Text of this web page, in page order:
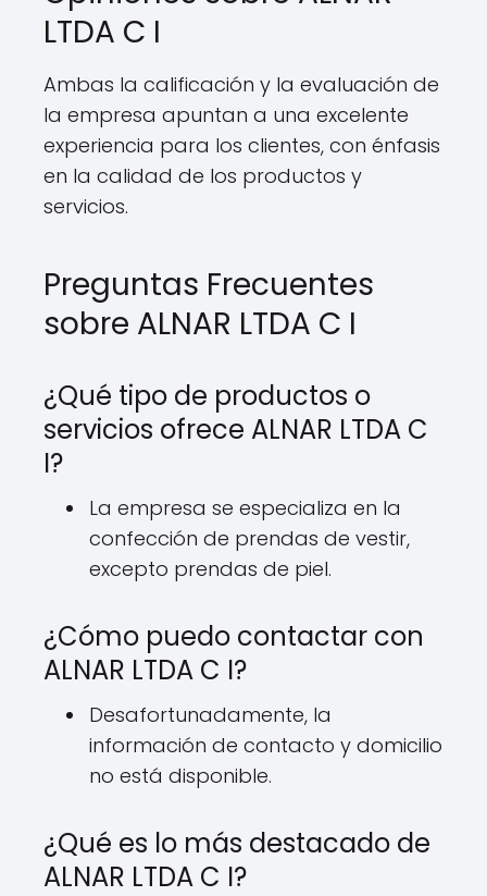
LTDA C I
Ambas la calificación y la evaluación de
la empresa apuntan a una excelente
experiencia para los clientes, con énfasis
en la calidad de los productos y
servicios.
Preguntas Frecuentes
sobre ALNAR LTDA C I
¿Qué tipo de productos o
servicios ofrece ALNAR LTDA C
I?
La empresa se especializa en la
confección de prendas de vestir,
excepto prendas de piel.
¿Cómo puedo contactar con
ALNAR LTDA C I?
Desafortunadamente, la
información de contacto y domicilio
no está disponible.
¿Qué es lo más destacado de
ALNAR LTDA C I?